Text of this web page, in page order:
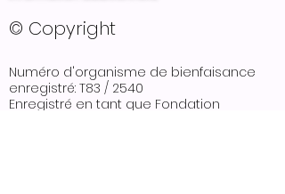
© Copyright
Numéro d'organisme de bienfaisance
enregistré: T83 / 2540
Enregistré en tant que Fondation